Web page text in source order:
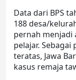
Data dari BPS
188 desa/
pernah menjadi
pelajar.
teratas, Jawa
kasus remaja